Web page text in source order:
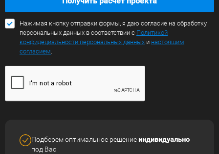
Нажимая кнопку отправки формы, я даю согласие на обработку
персональных данных в соответствии с Политикой
конфидециальности персональных данных и настоящим
согласием
Подберем оптимальное решение индивидуально
под Вас